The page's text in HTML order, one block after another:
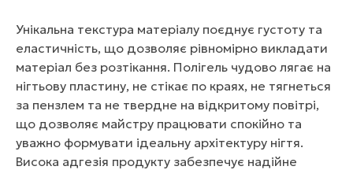
Унікальна текстура матеріалу поєднує густоту та
еластичність, що дозволяє рівномірно викладати
матеріал без розтікання. Полігель чудово лягає на
нігтьову пластину, не стікає по краях, не тягнеться
за пензлем та не твердне на відкритому повітрі,
що дозволяє майстру працювати спокійно та
уважно формувати ідеальну архітектуру нігтя.
Висока адгезія продукту забезпечує надійне